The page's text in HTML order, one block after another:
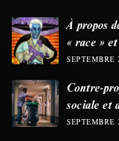
À propos
« race »
SEPTEMBRE
Contre-
sociale et
SEPTEMBRE